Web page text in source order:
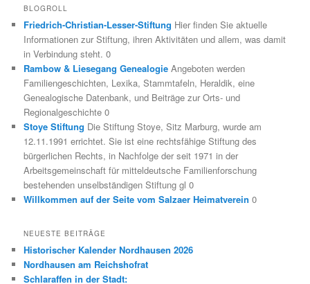
BLOGROLL
Friedrich-Christian-Lesser-Stiftung Hier finden Sie aktuelle
Informationen zur Stiftung, ihren Aktivitäten und allem, was damit
in Verbindung steht. 0
Rambow & Liesegang Genealogie Angeboten werden
Familiengeschichten, Lexika, Stammtafeln, Heraldik, eine
Genealogische Datenbank, und Beiträge zur Orts- und
Regionalgeschichte 0
Stoye Stiftung Die Stiftung Stoye, Sitz Marburg, wurde am
12.11.1991 errichtet. Sie ist eine rechtsfähige Stiftung des
bürgerlichen Rechts, in Nachfolge der seit 1971 in der
Arbeitsgemeinschaft für mitteldeutsche Familienforschung
bestehenden unselbständigen Stiftung gl 0
Willkommen auf der Seite vom Salzaer Heimatverein 0
NEUESTE BEITRÄGE
Historischer Kalender Nordhausen 2026
Nordhausen am Reichshofrat
Schlaraffen in der Stadt: